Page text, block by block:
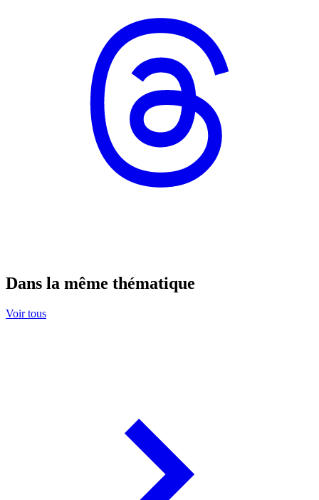
Dans la même thématique
Voir tous